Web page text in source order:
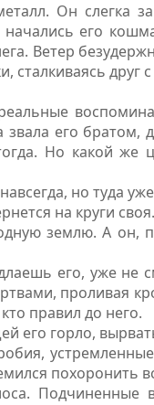
Он слегка
его
Ветер
сталкиваясь друг
его братом,
Но какой же
но туда
на круги своя.
землю. А он,
его, уже не
проливая
правил до него.
его горло,
похоронить
Подчиненные